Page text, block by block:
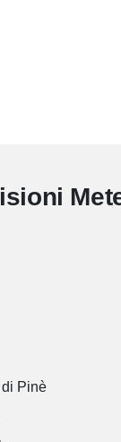
Pinè